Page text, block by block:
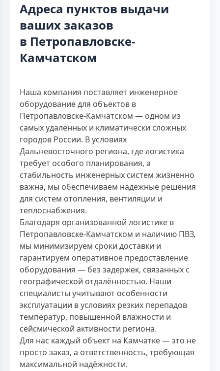
Адреса пунктов выдачи
ваших заказов
в Петропавловске-
Камчатском
Наша компания поставляет инженерное
оборудование для объектов в
Петропавловске-Камчатском — одном из
самых удалённых и климатически сложных
городов России. В условиях
Дальневосточного региона, где логистика
требует особого планирования, а
стабильность инженерных систем жизненно
важна, мы обеспечиваем надёжные решения
для систем отопления, вентиляции и
теплоснабжения.
Благодаря организованной логистике в
Петропавловске-Камчатском и наличию ПВЗ,
мы минимизируем сроки доставки и
гарантируем оперативное предоставление
оборудования — без задержек, связанных с
географической отдалённостью. Наши
специалисты учитывают особенности
эксплуатации в условиях резких перепадов
температур, повышенной влажности и
сейсмической активности региона.
Для нас каждый объект на Камчатке — это не
просто заказ, а ответственность, требующая
максимальной надёжности.